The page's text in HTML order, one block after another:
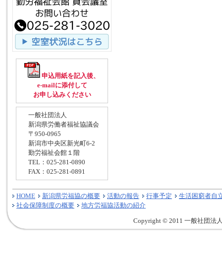
申込用紙を記入後、
e-mailに添付して
お申し込みください
一般社団法人
新潟県労働者福祉協議会
〒950-0965
新潟市中央区新光町6-2
勤労福祉会館１階
TEL：025-281-0890
FAX：025-281-0891
HOME 新潟県労福協の概要 活動の報告 行事予定
生活困窮者自
社会保障制度の概要
地方労福協活動の紹介
Copyright © 2011 一般社団法